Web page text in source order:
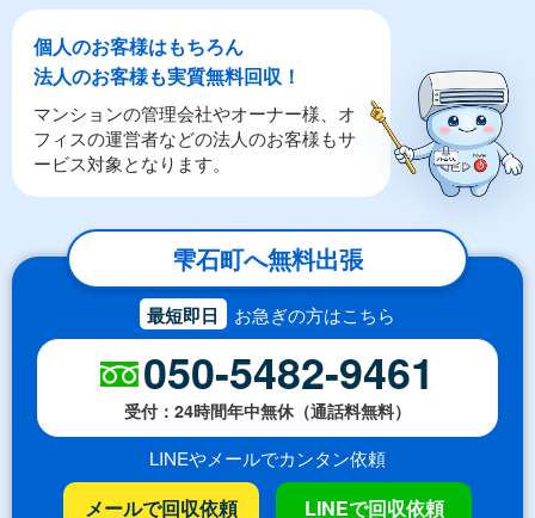
個人のお客様はもちろん
法人のお客様も実質無料回収！
マンションの管理会社やオーナー様、オ
フィスの運営者などの法人のお客様もサ
ービス対象となります。
雫石町へ無料出張
最短即日 お急ぎの方はこちら
050-5482-9461
受付：24時間年中無休（通話料無料）
LINEやメールでカンタン依頼
メールで回収依頼 LINEで回収依頼